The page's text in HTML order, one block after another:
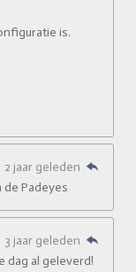
is.
2 jaar geleden
Padeyes
3 jaar geleden
dag al geleverd!